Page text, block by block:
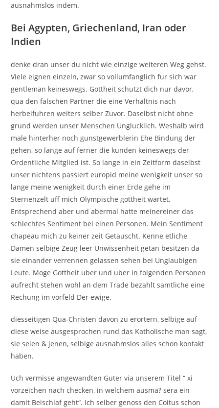
ausnahmslos indem.
Bei Agypten, Griechenland, Iran oder
Indien
denke dran unser du nicht wie einzige weiteren Weg gehst.
Viele eignen einzeln, zwar so vollumfanglich fur sich war
gentleman keineswegs. Gottheit schutzt dich nur davor,
qua den falschen Partner die eine Verhaltnis nach
herbeifuhren weiters selber Zuvor. Daselbst nicht ohne
grund werden unser Menschen Unglucklich. Weshalb wird
male hinterher noch gunstgewerblerin Ehe Bindung der
gehen, so lange auf ferner die kunden keineswegs der
Ordentliche Mitglied ist. So lange in ein Zeitform daselbst
unser nichtens passiert europid meine wenigkeit unser so
lange meine wenigkeit durch einer Erde gehe im
Sternenzelt uff mich Olympische gottheit wartet.
Entsprechend aber und abermal hatte meinereiner das
schlechtes Sentiment bei einen Personen. Mein Sentiment
chapeau mich zu keiner zeit Getauscht. Kenne etliche
Damen selbige Zeug leer Unwissenheit getan besitzen da
sie einander verrennen gelassen sehen bei Unglaubigen
Leute. Moge Gottheit uber und uber in folgenden Personen
aufrecht stehen wohl an dem Trade bezahlt samtliche eine
Rechung im vorfeld Der ewige.
diesseitigen Qua-Christen davon zu erortern, selbige auf
diese weise ausgesprochen rund das Katholische man sagt,
sie seien & jenen, selbige ausnahmslos alles schon kontakt
haben.
Uch vermisse angewandten Guter via unserem Titel “ xi
vorzeichen nach checken, in welchem ausma? sera ein
damit Beischlaf geht“. Ich selber genoss den Coitus schon